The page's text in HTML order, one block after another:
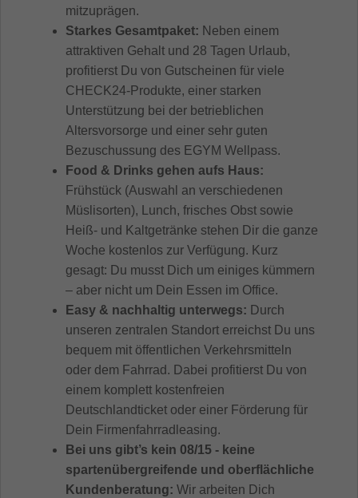
mitzuprägen.
Starkes Gesamtpaket: Neben einem
attraktiven Gehalt und 28 Tagen Urlaub,
profitierst Du von Gutscheinen für viele
CHECK24-Produkte, einer starken
Unterstützung bei der betrieblichen
Altersvorsorge und einer sehr guten
Bezuschussung des EGYM Wellpass.
Food & Drinks gehen aufs Haus:
Frühstück (Auswahl an verschiedenen
Müslisorten), Lunch, frisches Obst sowie
Heiß- und Kaltgetränke stehen Dir die ganze
Woche kostenlos zur Verfügung. Kurz
gesagt: Du musst Dich um einiges kümmern
– aber nicht um Dein Essen im Office.
Easy & nachhaltig unterwegs: Durch
unseren zentralen Standort erreichst Du uns
bequem mit öffentlichen Verkehrsmitteln
oder dem Fahrrad. Dabei profitierst Du von
einem komplett kostenfreien
Deutschlandticket oder einer Förderung für
Dein Firmenfahrradleasing.
Bei uns gibt’s kein 08/15 - keine
spartenübergreifende und oberflächliche
Kundenberatung: Wir arbeiten Dich